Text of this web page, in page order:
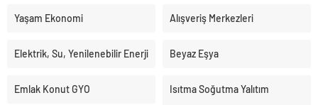
Yaşam Ekonomi Alışveriş Merkezleri
Elektrik, Su, Yenilenebilir Enerji Beyaz Eşya
Emlak Konut GYO Isıtma Soğutma Yalıtım